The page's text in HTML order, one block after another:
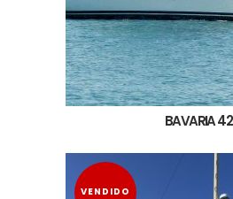
BAVARIA 42
VENDIDO